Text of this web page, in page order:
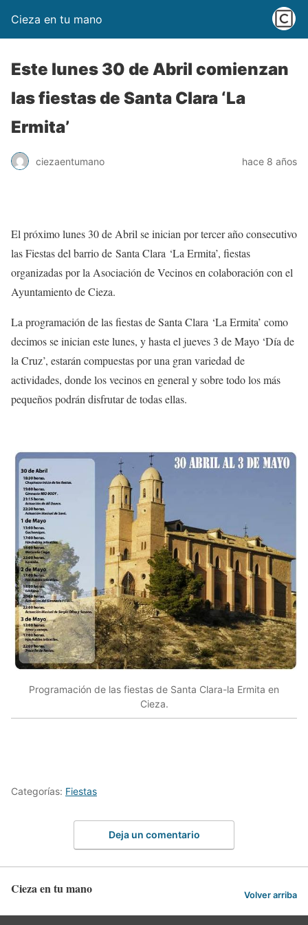
Cieza en tu mano
Este lunes 30 de Abril comienzan
las fiestas de Santa Clara ‘La
Ermita’
ciezaentumano hace 8 años
El próximo lunes 30 de Abril se inician por tercer año consecutivo
las Fiestas del barrio de Santa Clara ‘La Ermita’, fiestas
organizadas por la Asociación de Vecinos en colaboración con el
Ayuntamiento de Cieza.
La programación de las fiestas deSanta Clara ‘La Ermita’ como
decimos se inician este lunes, y hasta el jueves 3 de Mayo ‘Día de
la Cruz’, estarán compuestas por una gran variedad de
actividades, donde los vecinos en general y sobre todo los más
pequeños podrán disfrutar de todas ellas.
Programación de las fiestas de Santa Clara-la Ermita en
Cieza.
Categorías: Fiestas
Deja un comentario
Cieza en tu mano Volver arriba